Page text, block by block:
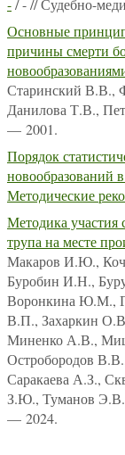
Основные
причины смерти
Старинский В.В.,
Данилова Т.В.,
— 2001.
Порядок
новообразований
Методические
Методика участия
трупа на месте
Макаров И.Ю.,
Буробин И.Н.,
Воронкина Ю.М.,
В.П., Захаркин
Миненко А.В.,
Остробородов
Саракаева А.З.,
З.Ю., Туманов
— 2024.